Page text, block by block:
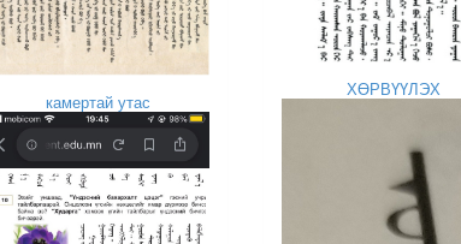
камертай утас
ХӨРВҮҮЛЭХ